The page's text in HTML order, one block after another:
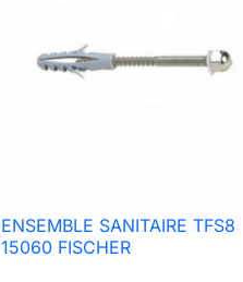
 Aperçu rapide
ENSEMBLE SANITAIRE TFS8
15060 FISCHER